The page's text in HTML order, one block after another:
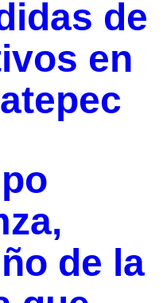
de
en
de la